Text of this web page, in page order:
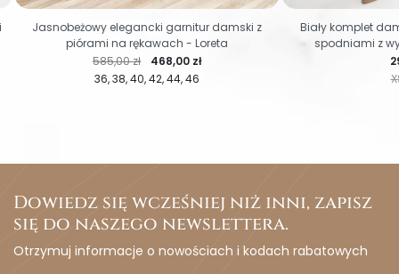
36 38 40 42 44 46
Cena regularna
585,00 zł Cena
468,00 zł
Jasnobeżowy elegancki garnitur damski z
piórami na rękawach - Loreta
Biały komplet
spodniami z
Dowiedz się wcześniej niż inni, zapisz
się do naszego newslettera.
Otrzymuj informacje o nowościach i kodach rabatowych